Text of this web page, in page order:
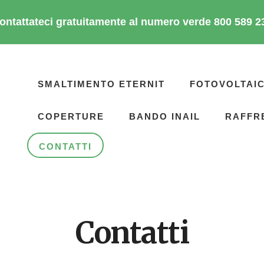
gratuitamente al numero verde 800 589
SMALTIMENTO ETERNIT
COPERTURE BANDO INAIL
CONTATTI
Contatti